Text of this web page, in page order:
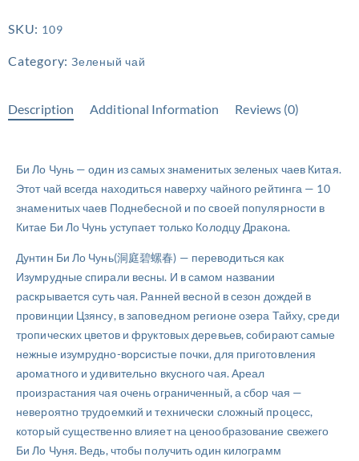
SKU: 109
Category: Зеленый чай
Description Additional Information Reviews (0)
Би Ло Чунь — один из самых знаменитых зеленых чаев Китая.
Этот чай всегда находиться наверху чайного рейтинга — 10
знаменитых чаев Поднебесной и по своей популярности в
Китае Би Ло Чунь уступает только Колодцу Дракона.
Дунтин Би Ло Чунь(洞庭碧螺春) — переводиться как
Изумрудные спирали весны. И в самом названии
раскрывается суть чая. Ранней весной в сезон дождей в
провинции Цзянсу, в заповедном регионе озера Тайху, среди
тропических цветов и фруктовых деревьев, собирают самые
нежные изумрудно-ворсистые почки, для приготовления
ароматного и удивительно вкусного чая. Ареал
произрастания чая очень ограниченный, а сбор чая —
невероятно трудоемкий и технически сложный процесс,
который существенно влияет на ценообразование свежего
Би Ло Чуня. Ведь, чтобы получить один килограмм